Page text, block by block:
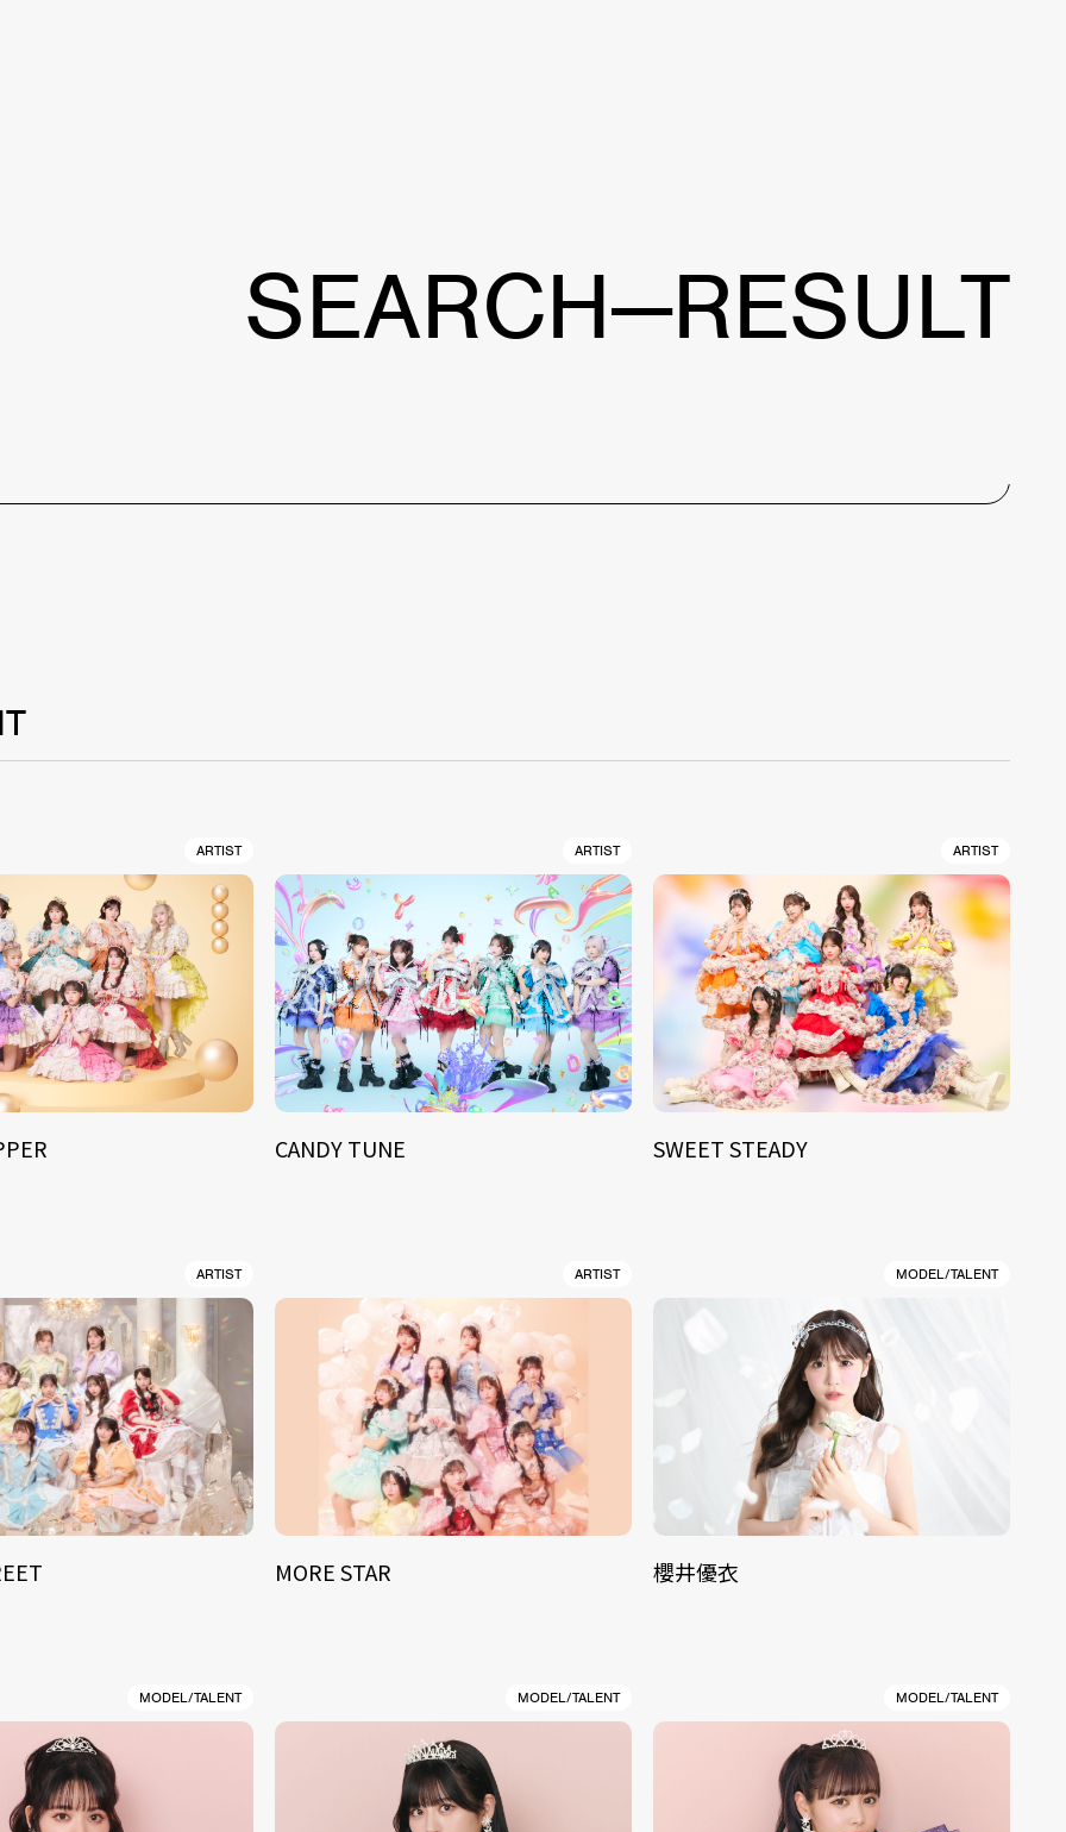
SEARCH—RESULT
ARTIST ARTIST
CANDY TUNE
ARTIST
SWEET STEADY
ARTIST ARTIST
MORE STAR
MODEL/TALENT
櫻井優衣
MODEL/TALENT MODEL/TALENT MODEL/TALENT